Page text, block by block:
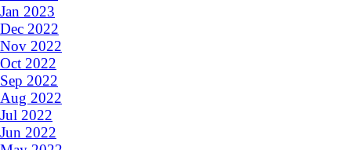
Jan 2023
Dec 2022
Nov 2022
Oct 2022
Sep 2022
Aug 2022
Jul 2022
Jun 2022